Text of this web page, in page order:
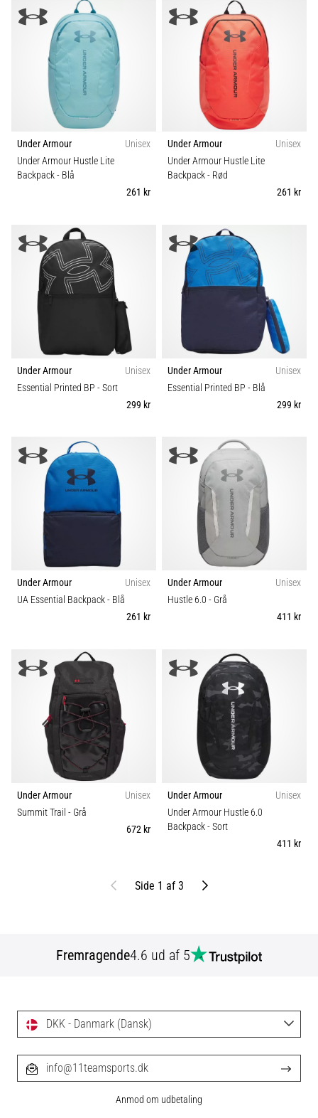
Under Armour
Unisex
Under Armour Hustle Lite
Backpack- Blå
261 kr
Under Armour
Unisex
Under Armour Hustle Lite
Backpack- Rød
261 kr
Under Armour
Unisex
Essential Printed BP - Sort
299 kr
Under Armour
Unisex
Essential Printed BP - Blå
299 kr
Under Armour
Unisex
UA Essential Backpack- Blå
261 kr
Under Armour
Unisex
Hustle 6.0 - Grå
411 kr
Under Armour
Unisex
Summit Trail - Grå
672 kr
Under Armour
Unisex
Under Armour Hustle 6.0
Backpack- Sort
411 kr
TidligereSide 1 af 3 Næste
Fremragende4.6 ud af 5
DKK - Danmark (Dansk)
info@11teamsports.dk
Anmod om udbetaling